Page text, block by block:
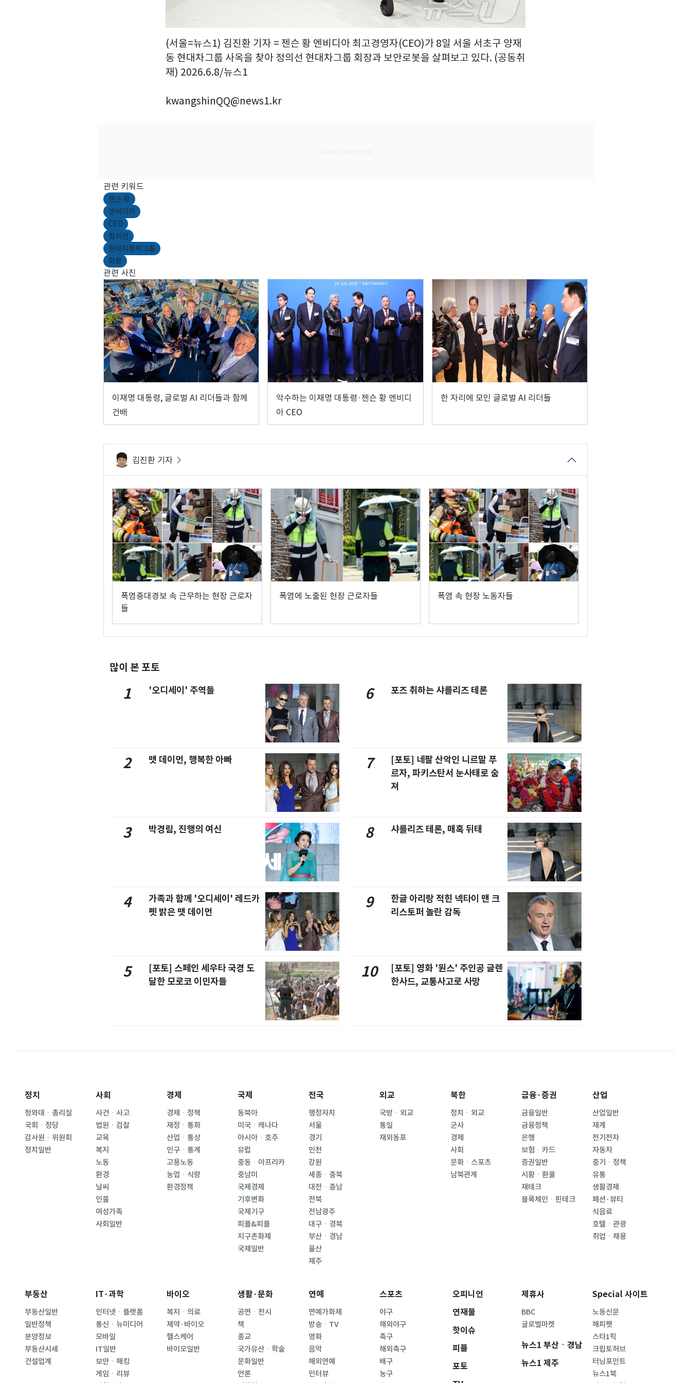
(서울=뉴스1) 김진환 기자 = 젠슨 황 엔비디아 최고경영자(CEO)가 8일 서울 서초구 양재
동 현대차그룹 사옥을 찾아 정의선 현대차그룹 회장과 보안로봇을 살펴보고 있다. (공동취
재) 2026.6.8/뉴스1
kwangshinQQ@news1.kr
관련 키워드
젠슨 황
엔비디아
CEO
정의선
현대자동차그룹
회장
관련 사진
이재명 대통령, 글로벌 AI 리더들과 함께
건배
악수하는 이재명 대통령·젠슨 황 엔비디
아 CEO
한 자리에 모인 글로벌 AI 리더들
김진환 기자
폭염중대경보 속 근무하는 현장 근로자
들
폭염에 노출된 현장 근로자들 폭염 속 현장 노동자들
많이 본 포토
1 '오디세이' 주역들
2 맷 데이먼, 행복한 아빠
3 박경림, 진행의 여신
4
가족과 함께 '오디세이' 레드카
펫 밝은 맷 데이먼
5
[포토] 스페인 세우타 국경 도
달한 모로코 이민자들
6 포즈 취하는 샤를리즈 테론
7
[포토] 네팔 산악인 니르말 푸
르자, 파키스탄서 눈사태로 숨
져
8 샤를리즈 테론, 매혹 뒤태
9
한글 아리랑 적힌 넥타이 맨 크
리스토퍼 놀란 감독
10
[포토] 영화 '원스' 주인공 글렌
한사드, 교통사고로 사망
정치
청와대ㆍ총리실
국회ㆍ정당
감사원ㆍ위원회
정치일반
사회
사건ㆍ사고
법원ㆍ검찰
교육
복지
노동
환경
날씨
인물
여성가족
사회일반
경제
경제ㆍ정책
재정ㆍ통화
산업ㆍ통상
인구ㆍ통계
고용노동
농업ㆍ식량
환경정책
국제
동북아
미국ㆍ캐나다
아시아ㆍ호주
유럽
중동ㆍ아프리카
중남미
국제경제
기후변화
국제기구
피플&피플
지구촌화제
국제일반
전국
행정자치
서울
경기
인천
강원
세종ㆍ충북
대전ㆍ충남
전북
전남광주
대구ㆍ경북
부산ㆍ경남
울산
제주
외교
국방ㆍ외교
통일
재외동포
북한
정치ㆍ외교
군사
경제
사회
문화ㆍ스포츠
남북관계
금융·증권
금융일반
금융정책
은행
보험ㆍ카드
증권일반
시황ㆍ환율
재테크
블록체인ㆍ핀테크
산업
산업일반
재계
전기전자
자동차
중기ㆍ정책
유통
생활경제
패션·뷰티
식음료
호텔ㆍ관광
취업ㆍ채용
부동산
부동산일반
일반정책
분양정보
부동산시세
건설업계
IT·과학
인터넷ㆍ플랫폼
통신ㆍ뉴미디어
모바일
IT일반
보안ㆍ해킹
게임ㆍ리뷰
바이오
복지ㆍ의료
제약·바이오
헬스케어
바이오일반
생활·문화
공연ㆍ전시
책
종교
국가유산ㆍ학술
문화일반
언론
연예
연예가화제
방송ㆍTV
영화
음악
해외연예
인터뷰
스포츠
야구
해외야구
축구
해외축구
배구
농구
오피니언
연재물
핫이슈
피플
포토
제휴사
BBC
글로벌마켓
뉴스1 부산ㆍ경남
뉴스1 제주
Special 사이트
노동신문
해피펫
스타1픽
크립토허브
터닝포인트
뉴스1북